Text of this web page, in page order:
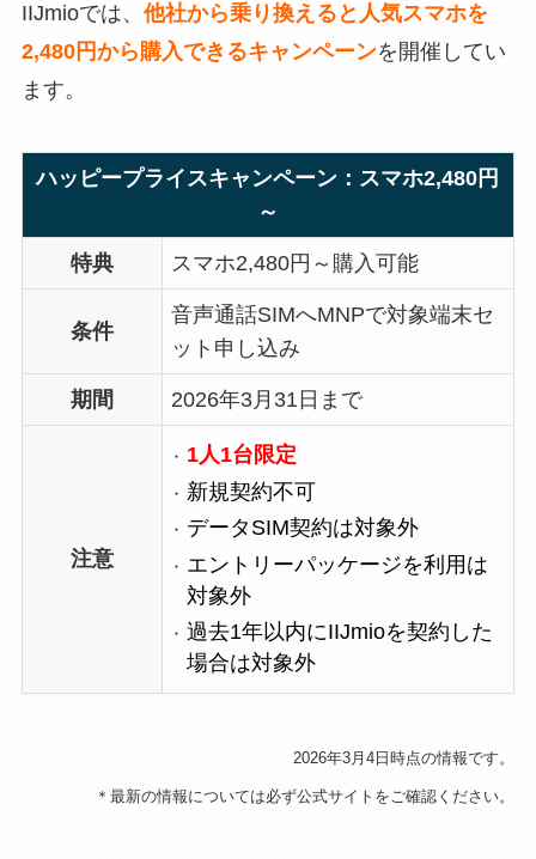
IIJmioでは、 他社から乗り換えると人気スマホを
2,480円から購入できるキャンペーンを開催してい
ます。
ハッピープライスキャンペーン：スマホ2,480円
～
特典 スマホ2,480円～購入可能
条件
音声通話SIMへMNPで対象端末セ
ット申し込み
期間 2026年3月31日まで
注意
1人1台限定
新規契約不可
データSIM契約は対象外
エントリーパッケージを利用は
対象外
過去1年以内にIIJmioを契約した
場合は対象外
2026年3月4日時点の情報です。
＊最新の情報については必ず公式サイトをご確認ください。